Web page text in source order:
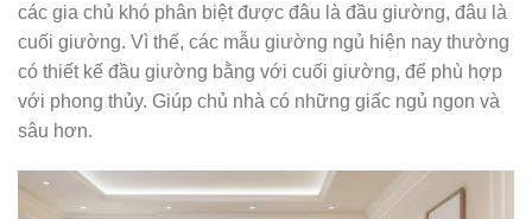
các gia chủ khó phân biệt được đâu là đầu giường, đâu là
cuối giường. Vì thế, các mẫu giường ngủ hiện nay thường
có thiết kế đầu giường bằng với cuối giường, để phù hợp
với phong thủy. Giúp chủ nhà có những giấc ngủ ngon và
sâu hơn.